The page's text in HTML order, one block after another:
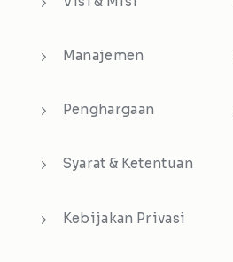
Manajemen
Penghargaan
Syarat & Ketentuan
Kebijakan Privasi